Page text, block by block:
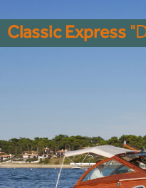
Classic Express